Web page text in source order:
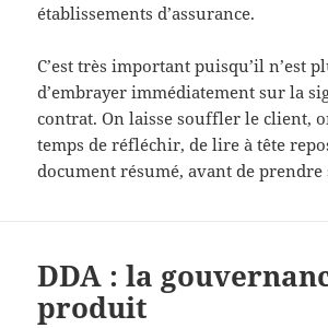
établissements d’assurance.
C’est très important puisqu’il n’est
d’embrayer immédiatement sur la
contrat. On laisse souffler le client,
temps de réfléchir, de lire à tête
document résumé, avant de prendre
DDA : la
produit